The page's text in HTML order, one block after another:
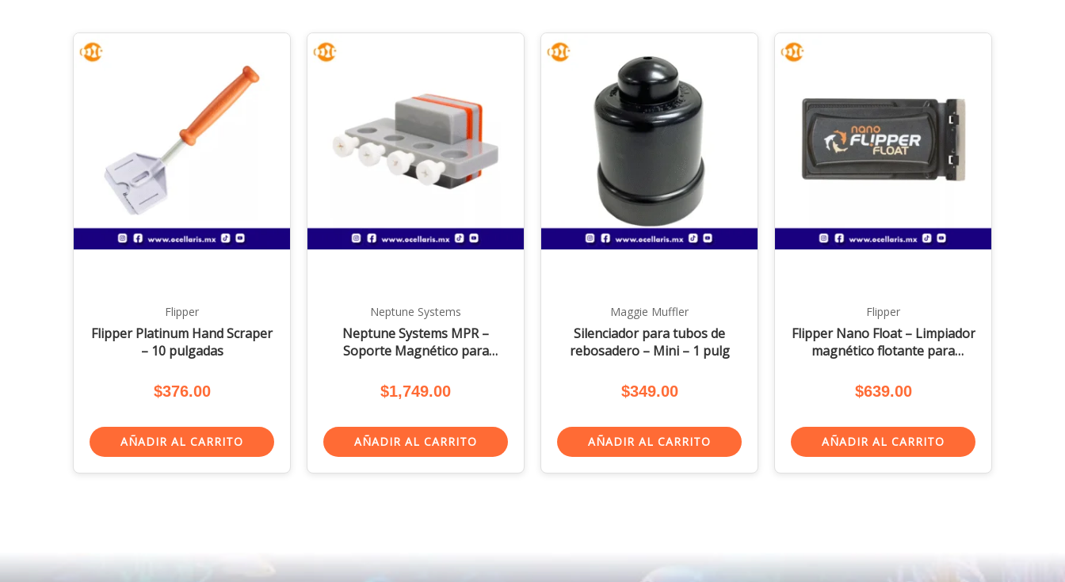
Flipper
Flipper Platinum Hand Scraper
– 10 pulgadas
$376.00
AÑADIR AL CARRITO
Neptune Systems
Neptune Systems MPR –
Soporte Magnético para
$1,749.00
AÑADIR AL CARRITO
Maggie Muffler
Silenciador para tubos de
rebosadero – Mini – 1 pulg
$349.00
AÑADIR AL CARRITO
Flipper
Flipper Nano Float – Limpiador
magnético flotante para
$639.00
AÑADIR AL CARRITO